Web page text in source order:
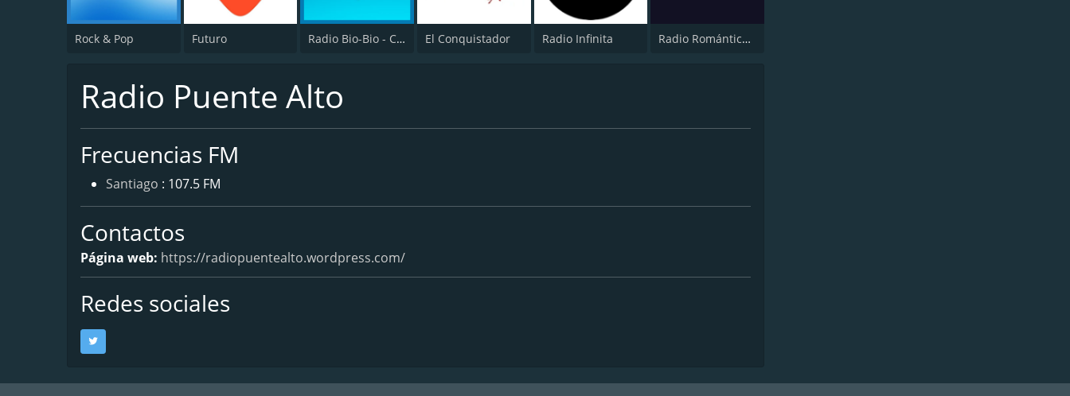
Rock & Pop Futuro Radio Bio-Bio - Concepción El Conquistador Radio Infinita Radio Romántica FM
Radio Puente Alto
Frecuencias FM
Santiago : 107.5 FM
Contactos
Página web: https://radiopuentealto.wordpress.com/
Redes sociales